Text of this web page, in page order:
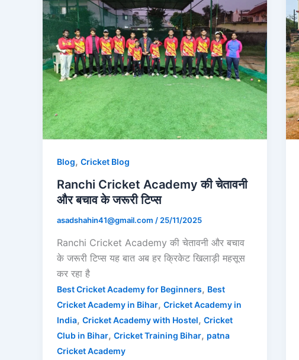
Blog, Cricket Blog
Ranchi Cricket Academy की चेतावनी
और बचाव के जरूरी टिप्स
asadshahin41@gmail.com / 25/11/2025
Ranchi Cricket Academy की चेतावनी और बचाव
के जरूरी टिप्स यह बात अब हर क्रिकेट खिलाड़ी महसूस
कर रहा है
Best Cricket Academy for Beginners, Best
Cricket Academy in Bihar, Cricket Academy in
India, Cricket Academy with Hostel, Cricket
Club in Bihar, Cricket Training Bihar, patna
Cricket Academy